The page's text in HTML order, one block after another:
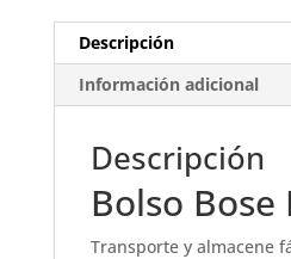
Descripción
Información adicional
Descripción
Bolso Bose
Transporte y almacene